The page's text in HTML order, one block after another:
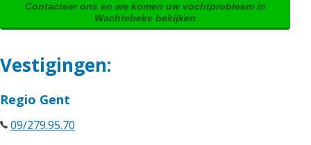
Contacteer ons en we komen uw vochtprobleem in
Wachtebeke bekijken
Vestigingen:
Regio Gent
09/279.95.70